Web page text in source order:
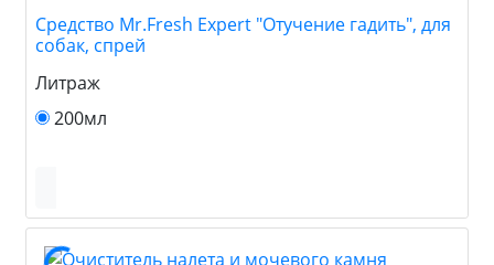
Средство Mr.Fresh Expert "Отучение гадить", для
собак, спрей
Литраж
200мл